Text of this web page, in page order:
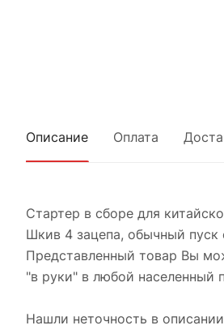
Описание Оплата
Стартер в сборе для
Шкив 4 зацепа, обычный пуск
Представленный товар Вы
"в руки" в любой населенный
Нашли неточность в